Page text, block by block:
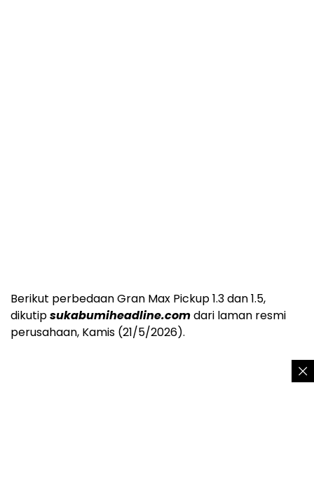
Berikut perbedaan Gran Max Pickup 1.3 dan 1.5,
dikutipsukabumiheadline.comdari laman resmi
perusahaan, Kamis (21/5/2026).